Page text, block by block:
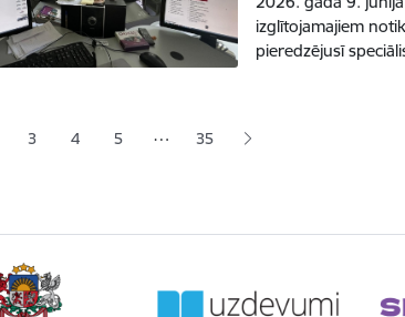
izglītojamajiem
pieredzējusī
lapaLapa
3 Lapa
4 Lapa
5 … 35